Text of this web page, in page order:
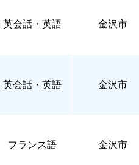
英会話・英語 金沢市
英会話・英語 金沢市
フランス語 金沢市